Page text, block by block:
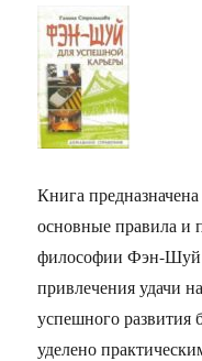
Книга
основные правила и
философии Фэн-Шуй
привлечения удачи
успешного развития
уделено